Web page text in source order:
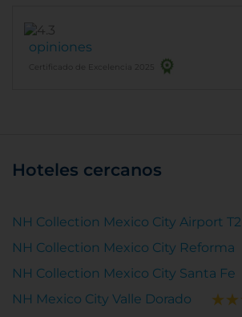
opiniones
Certificado de Excelencia 2025
Hoteles cercanos
NH Collection Mexico City Airport T2
NH Collection Mexico City Reforma
NH Collection Mexico City Santa Fe
NH Mexico City Valle Dorado